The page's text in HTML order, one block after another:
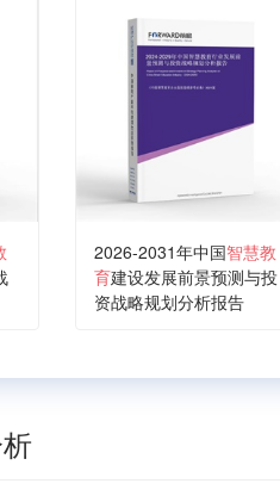
2026-2031年中国智慧教
育建设发展前景预测与投
资战略规划分析报告